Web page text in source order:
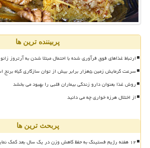
پربیننده ترین ها
ارتباط غذاهای فوق فرآوری شده با احتمال مبتلا شدن به آرتروز زانو
سرعت گرمایش زمین ۵هزار برابر بیش از توان سازگاری گیاه برنج است
روش غذا بعنوان دارو زندگی بیماران قلبی را بهبود می بخشد
از اختلال هرزه خواری چه می دانید
پربحث ترین ها
۱۲ هفته رژیم فستینگ به حفظ کاهش وزن در یک سال بعد کمک نماید